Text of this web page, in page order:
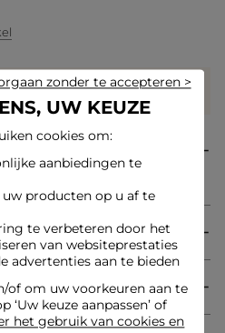
dit product
belichaamt een moderne
tweed. De ceintuur
een verfijnd en gestructureerd
op een lichte manier het
maakt dit trendy stuk stijlvol
UW KEUZE
cookies om:
aanbiedingen te
uw producten op u af te
te verbeteren door het
van websiteprestaties
advertenties aan te bieden
of om uw voorkeuren aan te
‘Uw keuze aanpassen’ of
het gebruik van cookies en
zonder te accepteren >